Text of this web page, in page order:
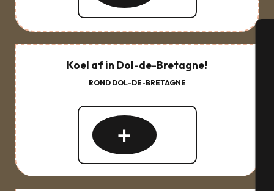
Koel af in Dol-de-Bretagne!
ROND DOL-DE-BRETAGNE